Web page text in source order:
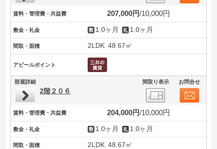
賃料・管理費・共益費 207,000円 10,000円
敷金・礼金 1.0ヶ月 1.0ヶ月
間取・面積 2LDK 48.67㎡
アピールポイント
部屋詳細 間取り表示 お問合せ
2階２０６
賃料・管理費・共益費 204,000円 10,000円
敷金・礼金 1.0ヶ月 1.0ヶ月
間取・面積 2LDK 48.67㎡